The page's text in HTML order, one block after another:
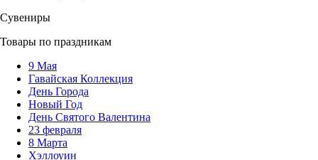
Сувениры
Товары по праздникам
9 Мая
Гавайская Коллекция
День Города
Новый Год
День Святого Валентина
23 февраля
8 Марта
Хэллоуин